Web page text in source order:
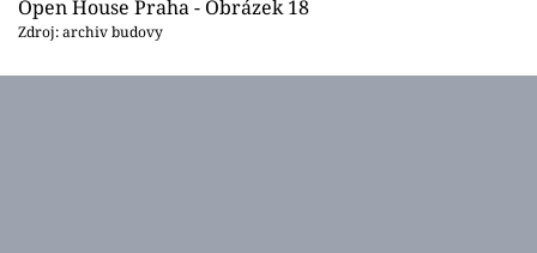
Open House Praha - Obrázek 18
Zdroj: archiv budovy